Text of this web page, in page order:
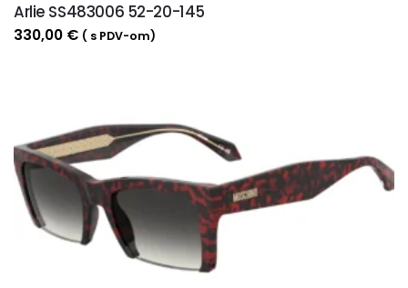
Arlie SS483006 52-20-145
330,00 € ( s PDV-om)